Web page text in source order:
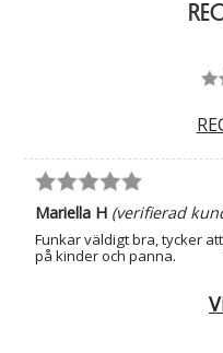
Mariella H (verifierad
Funkar väldigt bra, tycker
på kinder och panna.